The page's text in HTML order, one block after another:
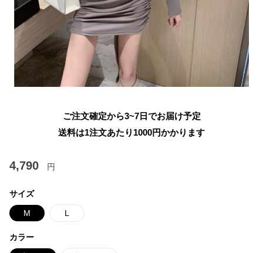
ご注文確定から3~7日でお届け予定
送料は1注文あたり 1000円かかります
4,790 円
サイズ
M L
カラー